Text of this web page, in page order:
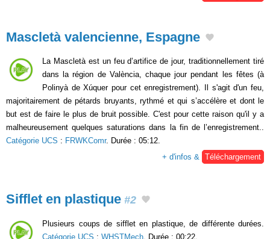
Mascletà valencienne, Espagne
La Mascletà est un feu d’artifice de jour, traditionnellement tiré
dans la région de València, chaque jour pendant les fêtes (à
Polinyà de Xúquer pour cet enregistrement). Il s'agit d'un feu,
majoritairement de pétards bruyants, rythmé et qui s’accélère et dont le
but est de faire le plus de bruit possible. C'est pour cette raison qu'il y a
malheureusement quelques saturations dans la fin de l’enregistrement..
Catégorie UCS : FRWKComr. Durée : 05:12.
+ d'infos & Téléchargement
Sifflet en plastique #2
Plusieurs coups de sifflet en plastique, de différente durées.
Catégorie UCS : WHSTMech. Durée : 00:22.